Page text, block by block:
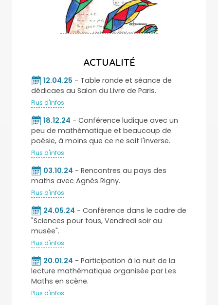
ACTUALITÉ
12.04.25 - Table ronde et séance de
dédicaes au Salon du Livre de Paris.
Plus d'infos
18.12.24 - Conférence ludique avec un
peu de mathématique et beaucoup de
poésie, à moins que ce ne soit l'inverse.
Plus d'infos
03.10.24 - Rencontres au pays des
maths avec Agnès Rigny.
Plus d'infos
24.05.24 - Conférence dans le cadre de
"Sciences pour tous, Vendredi soir au
musée".
Plus d'infos
20.01.24 - Participation à la nuit de la
lecture mathématique organisée par Les
Maths en scène.
Plus d'infos